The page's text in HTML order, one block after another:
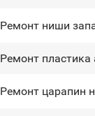
Ремонт ниши
Ремонт
Ремонт царапин